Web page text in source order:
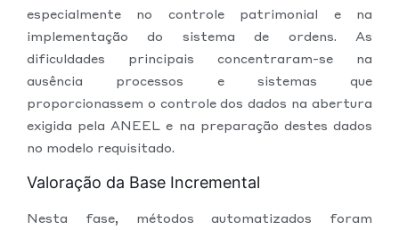
especialmente no controle patrimonial e na
implementação do sistema de ordens. As
dificuldades principais concentraram-se na
ausência processos e sistemas que
proporcionassem o controle dos dados na abertura
exigida pela ANEEL e na preparação destes dados
no modelo requisitado.
Valoração da Base Incremental
Nesta fase, métodos automatizados foram